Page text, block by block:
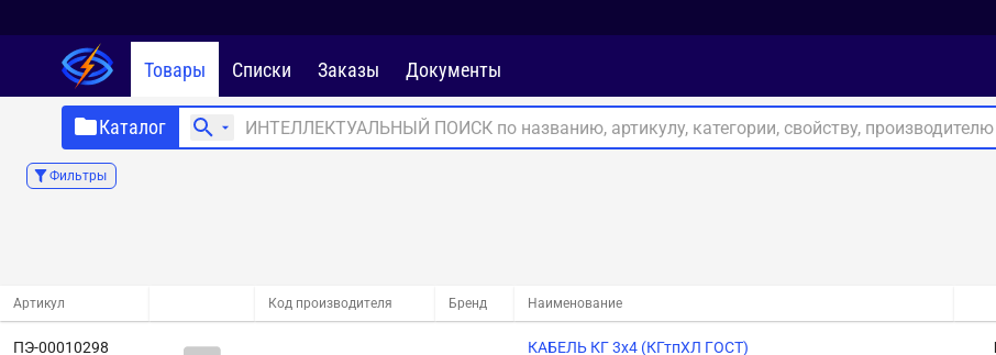
Товары Списки Заказы Документы
Каталог
Фильтры
Артикул Код производителя Бренд Наименование
ПЭ-00010298 КАБЕЛЬ КГ 3х4 (КГтпХЛ ГОСТ)